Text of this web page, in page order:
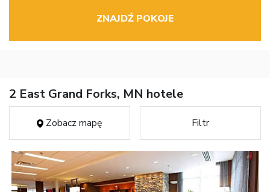
ZNAJDŹ POKOJE
2 East Grand Forks, MN hotele
Zobacz mapę Filtr